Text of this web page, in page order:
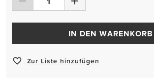
IN DEN WARENKORB
Zur Liste hinzufügen